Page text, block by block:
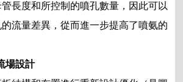
長度和所控制的噴孔數量，因此可以
流量差異，從而進一步提高了噴氨的
場設計